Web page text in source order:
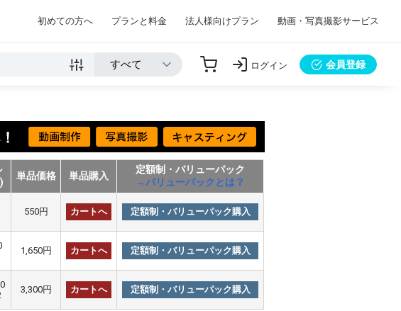
初めての方へ プランと料金 法人様向けプラン 動画・写真撮影サービス
ログイン 会員登録
単品価格 単品購入
定額制・バリューパック
→バリューパックとは？
550円 カートへ 定額制・バリューパック購入
1,650円 カートへ 定額制・バリューパック購入
3,300円 カートへ 定額制・バリューパック購入